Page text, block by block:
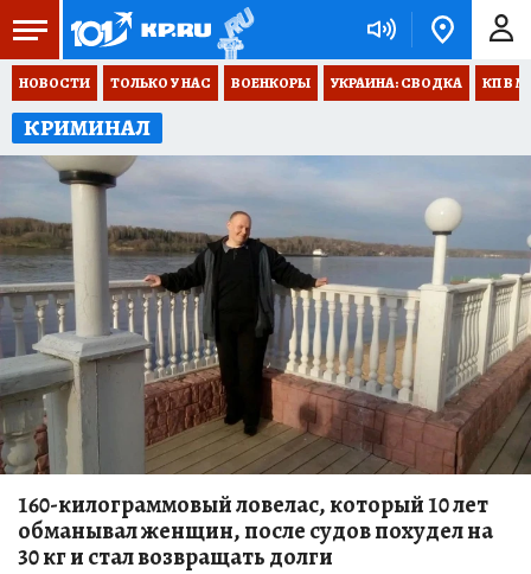
НОВОСТИ ТОЛЬКО У НАС ВОЕНКОРЫ УКРАИНА: СВОДКА КП В
КРИМИНАЛ
160-килограммовый ловелас, который 10 лет
обманывал женщин, после судов похудел на
30 кг и стал возвращать долги